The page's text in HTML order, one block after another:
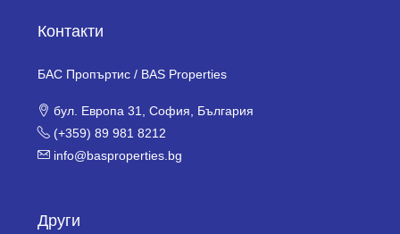
Контакти
БАС Пропъртис / BAS Properties
бул. Европа 31, София, България
(+359) 89 981 8212
info@basproperties.bg
Други